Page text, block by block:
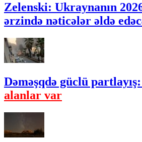
Zelenski: Ukraynanın
ərzində nəticələr əldə
Dəməşqdə güclü partlayış:
alanlar var